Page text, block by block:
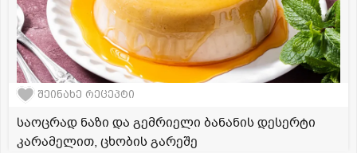
შეინახე რეცეპტი
საოცრად ნაზი და გემრიელი ბანანის დესერტი
კარამელით, ცხობის გარეშე